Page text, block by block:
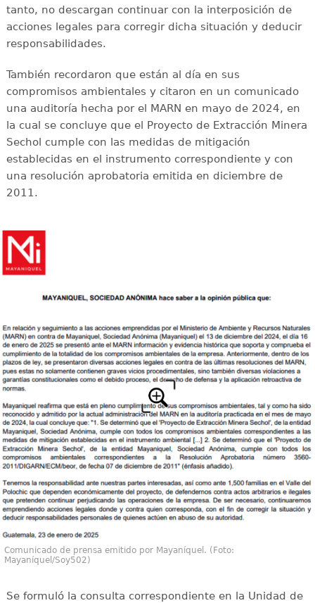
tanto, no descargan continuar con la interposición de
acciones legales para corregir dicha situación y deducir
responsabilidades.
También recordaron que están al día en sus
compromisos ambientales y citaron en un comunicado
una auditoría hecha por el MARN en mayo de 2024, en
la cual se concluye que el Proyecto de Extracción Minera
Sechol cumple con las medidas de mitigación
establecidas en el instrumento correspondiente y con
una resolución aprobatoria emitida en diciembre de
2011.
Comunicado de prensa emitido por Mayaníquel. (Foto:
Mayaníquel/Soy502)
Se formuló la consulta correspondiente en la Unidad de